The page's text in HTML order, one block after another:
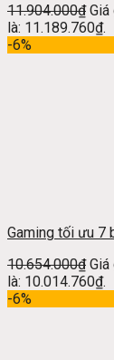
11.904.000₫ Giá
là: 11.189.760₫.
-6%
Gaming tối ưu 7
10.654.000₫ Giá
là: 10.014.760₫.
-6%